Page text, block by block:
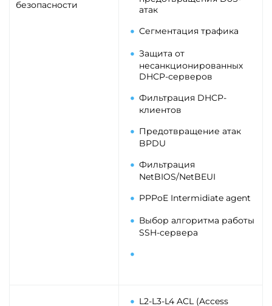
безопасности
атак
Сегментация трафика
Защита от
несанкционированных
DHCP-серверов
Фильтрация DHCP-
клиентов
Предотвращение атак
BPDU
Фильтрация
NetBIOS/NetBEUI
PPPoE Intermidiate agent
Выбор алгоритма работы
SSH-сервера
L2-L3-L4 ACL (Access